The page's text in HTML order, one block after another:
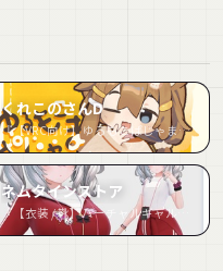
くれこのさんD
『【VRC向け】ゆるもこぱじゃま【まめふれんず対応】』など2件
ネムタインストア
『【衣装 / 靴】バーチャルギャルみ体操着 v1.09』など2件